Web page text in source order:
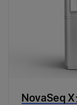
NovaSeq